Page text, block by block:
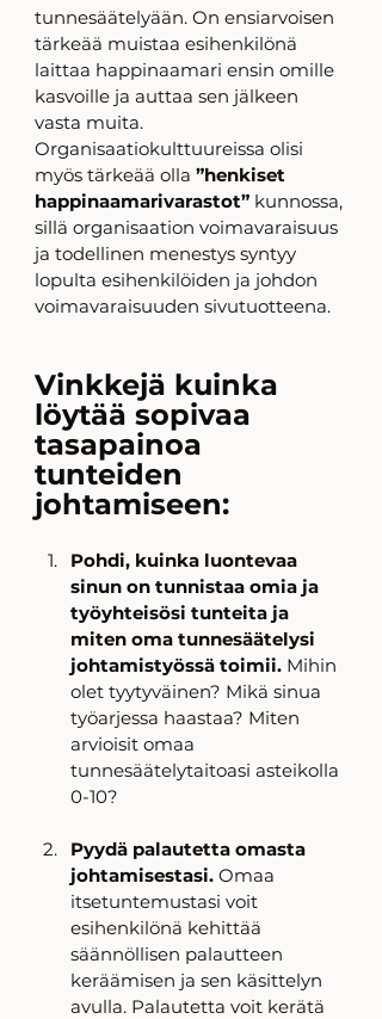
tunnesäätelyään. On ensiarvoisen
tärkeää muistaa esihenkilönä
laittaa happinaamari ensin omille
kasvoille ja auttaa sen jälkeen
vasta muita.
Organisaatiokulttuureissa olisi
myös tärkeää olla ”henkiset
happinaamarivarastot” kunnossa,
sillä organisaation voimavaraisuus
ja todellinen menestys syntyy
lopulta esihenkilöiden ja johdon
voimavaraisuuden sivutuotteena.
Vinkkejä kuinka
löytää sopivaa
tasapainoa
tunteiden
johtamiseen:
Pohdi, kuinka luontevaa
sinun on tunnistaa omia ja
työyhteisösi tunteita ja
miten oma tunnesäätelysi
johtamistyössä toimii. Mihin
olet tyytyväinen? Mikä sinua
työarjessa haastaa? Miten
arvioisit omaa
tunnesäätelytaitoasi asteikolla
0-10?
Pyydä palautetta omasta
johtamisestasi. Omaa
itsetuntemustasi voit
esihenkilönä kehittää
säännöllisen palautteen
keräämisen ja sen käsittelyn
avulla. Palautetta voit kerätä